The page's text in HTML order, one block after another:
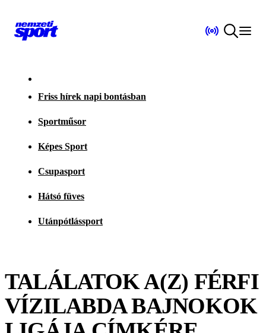
Friss hírek napi bontásban
Sportműsor
Képes Sport
Csupasport
Hátsó füves
Utánpótlássport
TALÁLATOK A(Z) FÉRFI
VÍZILABDA BAJNOKOK